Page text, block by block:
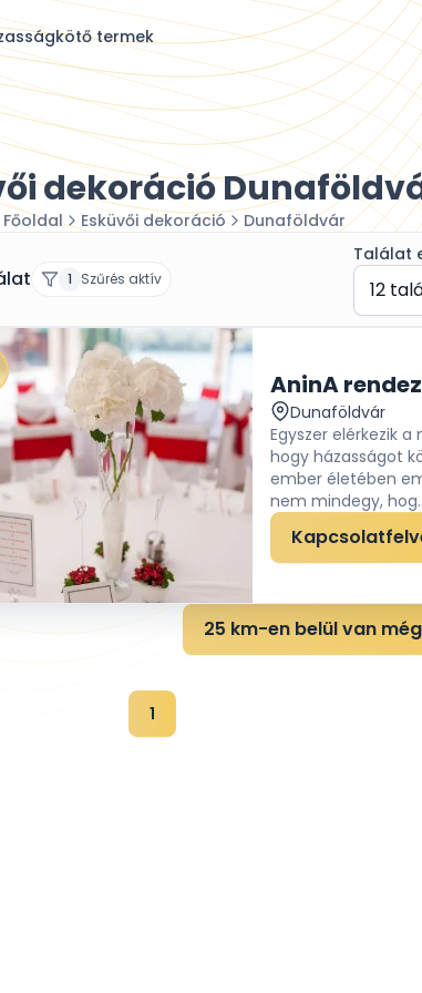
termek
dekoráció
Főoldal Esküvői dekoráció Dunaföldvár
1 Szűrés aktív
Találat
12
AninA
Dunaföldvár
Egyszer elérkezik
hogy házasságot
ember életében
nem mindegy,
25 km-en belül van
1